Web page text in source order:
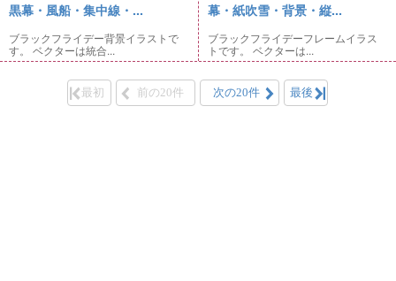
黒幕・風船・集中線・...
ブラックフライデー背景イラストで
す。 ベクターは統合...
幕・紙吹雪・背景・縦...
ブラックフライデーフレームイラス
トです。 ベクターは...
最初 前の20件 次の20件 最後